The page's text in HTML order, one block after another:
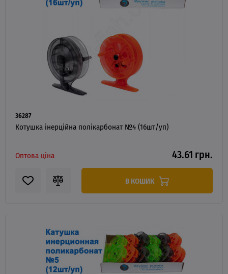
36287
Котушка інерційна полікарбонат №4 (16шт/уп)
Оптова ціна 43.61 грн.
В КОШИК